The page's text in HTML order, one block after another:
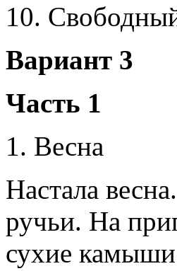
10.
Вариант 3
Часть 1
1. Весна
Настала
ручьи. На
сухие